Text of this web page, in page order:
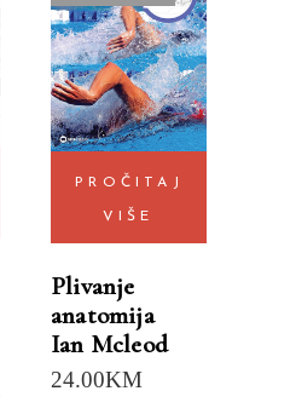
PROČITAJ
VIŠE
Plivanje
anatomija
Ian Mcleod
24.00KM